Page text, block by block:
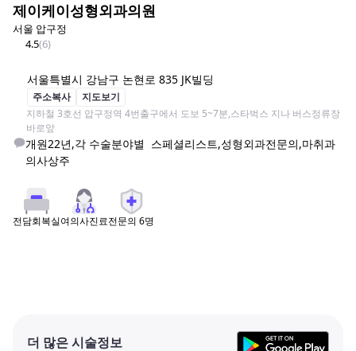
제이케이성형외과의원
서울 압구정
4.5(6)
서울특별시 강남구 논현로 835 JK빌딩
주소복사
지도보기
지하철 3호선 압구정역 4번출구에서 도보 5~7분,스타벅스 지나 버스정류장
바로앞
개원22년,각 수술분야별  스페셜리스트,성형외과전문의,마취과
의사상주
전담회복실여의사진료전문의 6명
더 많은 시술정보